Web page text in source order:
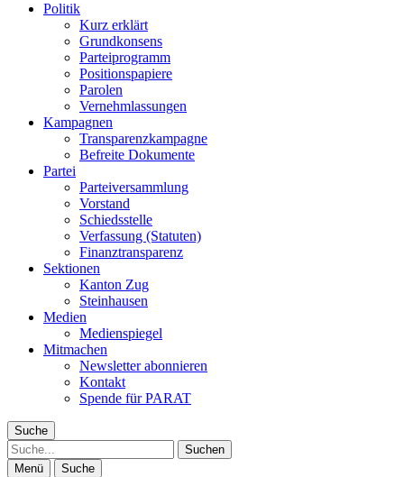
Politik
Kurz erklärt
Grundkonsens
Parteiprogramm
Positionspapiere
Parolen
Vernehmlassungen
Kampagnen
Transparenzkampagne
Befreite Dokumente
Partei
Parteiversammlung
Vorstand
Schiedsstelle
Verfassung (Statuten)
Finanztransparenz
Sektionen
Kanton Zug
Steinhausen
Medien
Medienspiegel
Mitmachen
Newsletter abonnieren
Kontakt
Spende für PARAT
Suche
Suche
Menü Suche